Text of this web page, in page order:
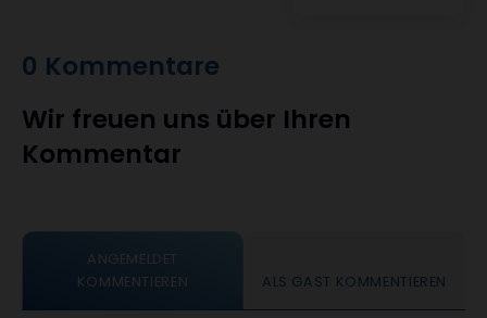
0 Kommentare
Wir freuen uns über Ihren
Kommentar
ANGEMELDET
KOMMENTIEREN
ALS GAST KOMMENTIEREN